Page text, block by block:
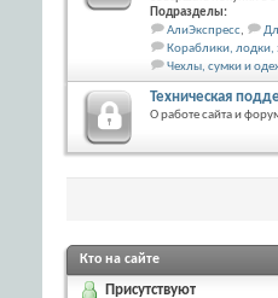
Подразделы:
АлиЭкспресс,
Кораблики, лодки,
Чехлы, сумки и
Техническая
О работе сайта и
Кто на сайте
Присутствуют